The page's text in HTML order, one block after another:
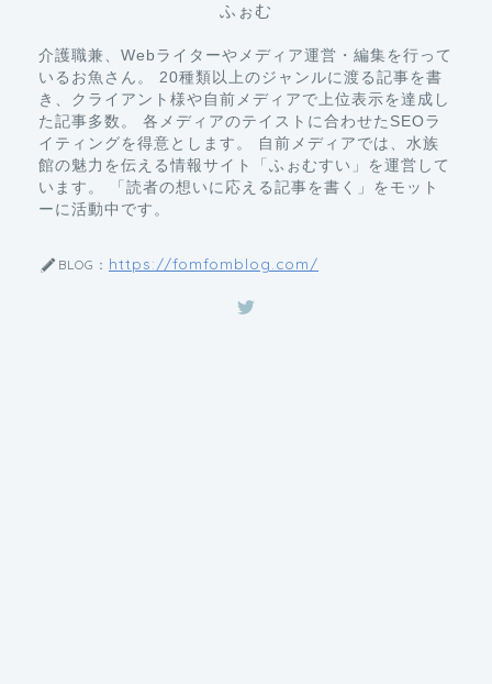
ふぉむ
介護職兼、Webライターやメディア運営・編集を行って
いるお魚さん。 20種類以上のジャンルに渡る記事を書
き、クライアント様や自前メディアで上位表示を達成し
た記事多数。 各メディアのテイストに合わせたSEOラ
イティングを得意とします。 自前メディアでは、水族
館の魅力を伝える情報サイト「ふぉむすい」を運営して
います。 「読者の想いに応える記事を書く」をモット
ーに活動中です。
BLOG： https://fomfomblog.com/